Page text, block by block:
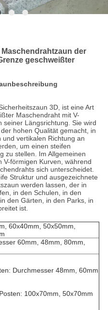
der
geschweißter
3D, ist eine Art
Maschendraht mit V-
seiner Längsrichtung. Sie wird
hohen Qualität gemacht, in
vertikalen Richtung an
um einen steifen
zu stellen. Im Allgemeinen
V-förmigen Kurven, während
sich unterscheidet.
Struktur und ausgezeichnete
werden lassen, der in
in den Schulen, in den
den Gärten, in den Parks, in
ist.
60x40mm, 50x50mm,
60mm, 48mm, 80mm,
Durchmesser 48mm, 60mm
100x70mm, 50x70mm